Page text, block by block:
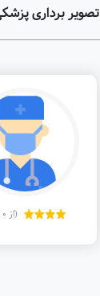
برداری
(از 0 نظر)